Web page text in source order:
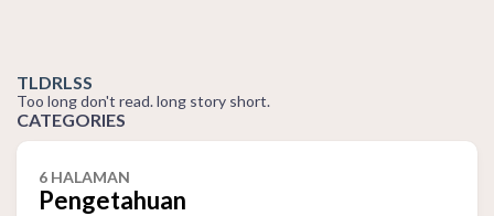
TLDRLSS
Too long don't read. long story short.
CATEGORIES
6 HALAMAN
Pengetahuan